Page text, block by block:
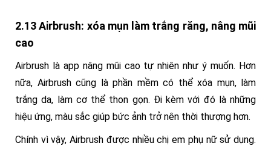
2.13 Airbrush: xóa mụn làm trắng răng, nâng mũi
cao
Airbrush là app nâng mũi cao tự nhiên như ý muốn. Hơn
nữa, Airbrush cũng là phần mềm có thể xóa mụn, làm
trắng da, làm cơ thể thon gọn. Đi kèm với đó là những
hiệu ứng, màu sắc giúp bức ảnh trở nên thời thượng hơn.
Chính vì vậy, Airbrush được nhiều chị em phụ nữ sử dụng.